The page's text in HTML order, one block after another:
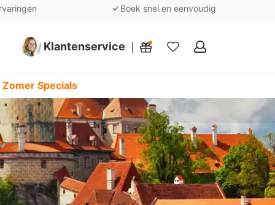
Boek snel en eenvoudig
Klantenservice
Mijn
Specials